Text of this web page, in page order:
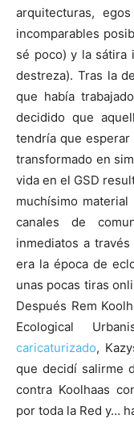
arquitecturas,
incomparables
sé poco) y la sátira
destreza). Tras la
que había
decidido que
tendría que esperar
transformado en
vida en el GSD
muchísimo
canales de
inmediatos a
era la época de
unas pocas tiras
Después Rem
Ecological
caricaturizado,
que decidí salirme
contra Koolhaas
por toda la Red y…